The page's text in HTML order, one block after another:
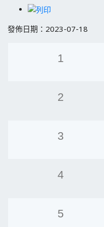
發佈日期：2023-07-18
1
2
3
4
5